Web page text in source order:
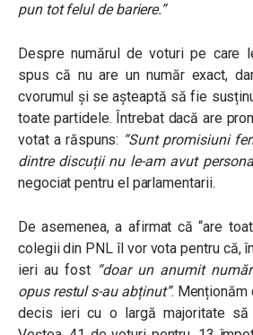
pun tot felul de bariere.”
Despre numărul de voturi pe care
spus că nu are un număr exact,
cvorumul și se așteaptă să fie
toate partidele. Întrebat dacă are
votat a răspuns: “Sunt promisiuni
dintre discuții nu le-am avut
negociat pentru el parlamentarii.
De asemenea, a afirmat că “are
colegii din PNL îl vor vota pentru că,
ieri au fost “doar un anumit
opus restul s-au abținut”. Menționăm
decis ieri cu o largă majoritate să